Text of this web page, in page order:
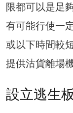
限都可以是足
有可能行使一
或以下時間較
提供沽貨離場機
設立逃生